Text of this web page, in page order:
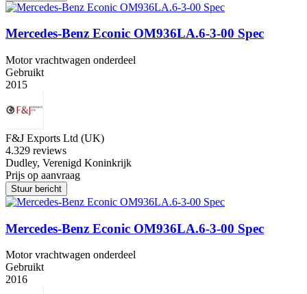
Mercedes-Benz Econic OM936LA.6-3-00 Spec
Motor vrachtwagen onderdeel
Gebruikt
2015
F&J Exports Ltd (UK)
4.329 reviews
Dudley, Verenigd Koninkrijk
Prijs op aanvraag
Stuur bericht
Mercedes-Benz Econic OM936LA.6-3-00 Spec
Motor vrachtwagen onderdeel
Gebruikt
2016